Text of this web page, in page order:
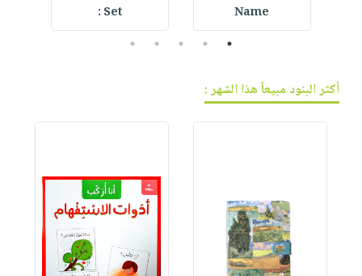
Name
Set :
1
2
3
4
5
أكثر البنود مبيعاً هذا الشهر :